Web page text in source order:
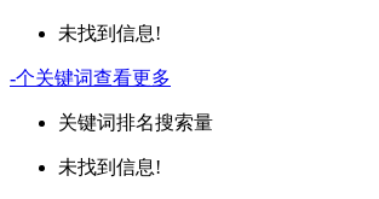
未找到信息!
-个关键词查看更多
关键词排名搜索量
未找到信息!